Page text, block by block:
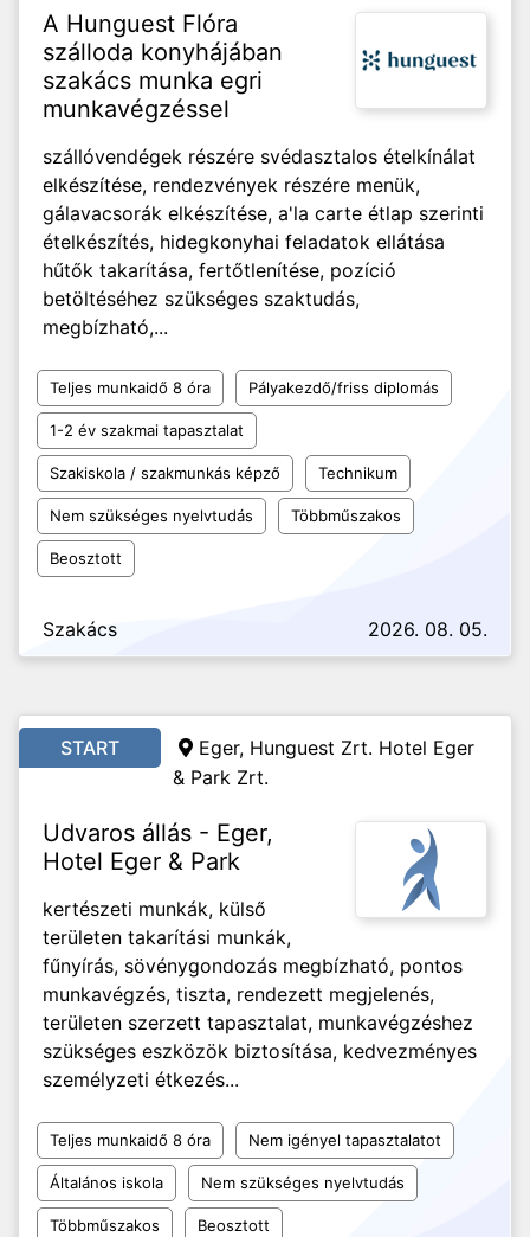
A Hunguest Flóra
szálloda konyhájában
szakács munka egri
munkavégzéssel
szállóvendégek részére svédasztalos ételkínálat
elkészítése, rendezvények részére menük,
gálavacsorák elkészítése, a'la carte étlap szerinti
ételkészítés, hidegkonyhai feladatok ellátása
hűtők takarítása, fertőtlenítése, pozíció
betöltéséhez szükséges szaktudás,
megbízható,...
Teljes munkaidő 8 óra Pályakezdő/friss diplomás
1-2 év szakmai tapasztalat
Szakiskola / szakmunkás képző Technikum
Nem szükséges nyelvtudás Többműszakos
Beosztott
Szakács 2026. 08. 05.
START
Eger, Hunguest Zrt. Hotel Eger
& Park Zrt.
Udvaros állás - Eger,
Hotel Eger & Park
kertészeti munkák, külső
területen takarítási munkák,
fűnyírás, sövénygondozás megbízható, pontos
munkavégzés, tiszta, rendezett megjelenés,
területen szerzett tapasztalat, munkavégzéshez
szükséges eszközök biztosítása, kedvezményes
személyzeti étkezés...
Teljes munkaidő 8 óra Nem igényel tapasztalatot
Általános iskola Nem szükséges nyelvtudás
Többműszakos Beosztott